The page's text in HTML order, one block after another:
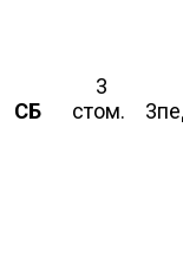
СБ
3
стом.